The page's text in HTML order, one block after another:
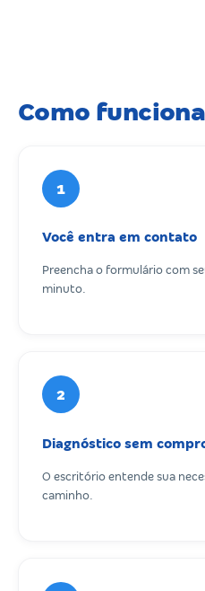
Como funciona
1
Você entra em contato
Preencha o formulário com
minuto.
2
Diagnóstico sem
O escritório entende sua
caminho.